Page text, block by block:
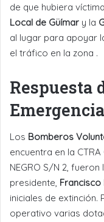
de que hubiera
Local de Güímar y la
al lugar para apoyar
el tráfico en la zona .
Respuesta
Emergencia
Los Bomberos
encuentra en la CTRA
NEGRO S/N 2,
presidente, Francisco
iniciales de extinción.
operativo varias